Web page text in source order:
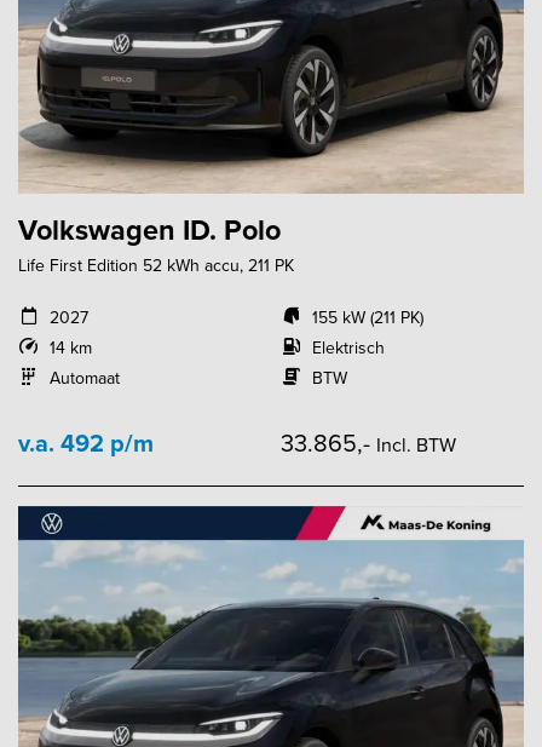
Volkswagen ID. Polo
Life First Edition 52 kWh accu, 211 PK
2027
14 km
Automaat
155 kW (211 PK)
Elektrisch
BTW
v.a. 492 p/m 33.865,- Incl. BTW